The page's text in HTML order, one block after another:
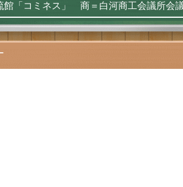
館「コミネス」 商＝白河商工会議所会